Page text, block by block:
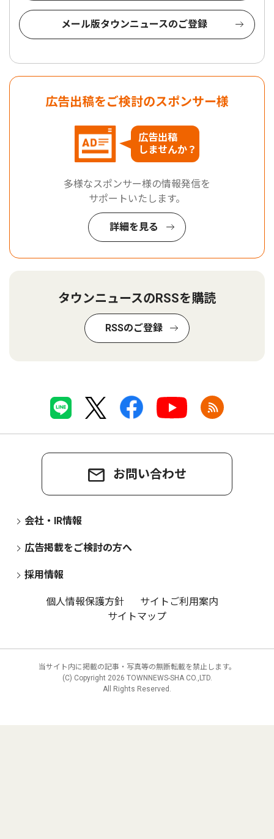
メール版タウンニュースのご登録
広告出稿をご検討のスポンサー様
広告出稿
しませんか？
多様なスポンサー様の情報発信を
サポートいたします。
詳細を見る
タウンニュースのRSSを購読
RSSのご登録
お問い合わせ
会社・IR情報
広告掲載をご検討の方へ
採用情報
個人情報保護方針
サイトご利用案内
サイトマップ
当サイト内に掲載の記事・写真等の無断転載を禁止します。
(C) Copyright 2026 TOWNNEWS-SHA CO.,LTD.
All Rights Reserved.